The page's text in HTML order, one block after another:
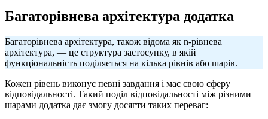
Багаторівнева архітектура додатка
Багаторівнева архітектура, також відома як n-рівнева
архітектура, — це структура застосунку, в якій
функціональність поділяється на кілька рівнів або шарів.
Кожен рівень виконує певні завдання і має свою сферу
відповідальності. Такий поділ відповідальності між різними
шарами додатка дає змогу досягти таких переваг: